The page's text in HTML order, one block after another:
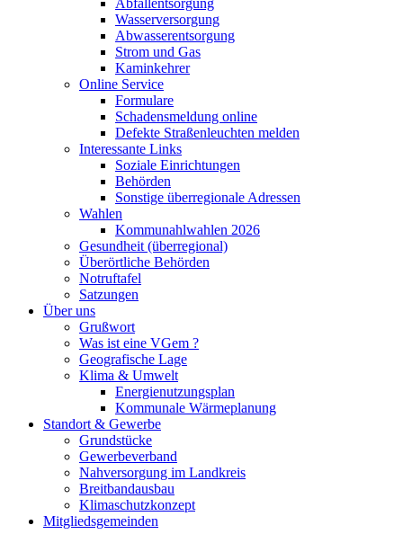
Abfallentsorgung
Wasserversorgung
Abwasserentsorgung
Strom und Gas
Kaminkehrer
Online Service
Formulare
Schadensmeldung online
Defekte Straßenleuchten melden
Interessante Links
Soziale Einrichtungen
Behörden
Sonstige überregionale Adressen
Wahlen
Kommunahlwahlen 2026
Gesundheit (überregional)
Überörtliche Behörden
Notruftafel
Satzungen
Über uns
Grußwort
Was ist eine VGem ?
Geografische Lage
Klima & Umwelt
Energienutzungsplan
Kommunale Wärmeplanung
Standort & Gewerbe
Grundstücke
Gewerbeverband
Nahversorgung im Landkreis
Breitbandausbau
Klimaschutzkonzept
Mitgliedsgemeinden